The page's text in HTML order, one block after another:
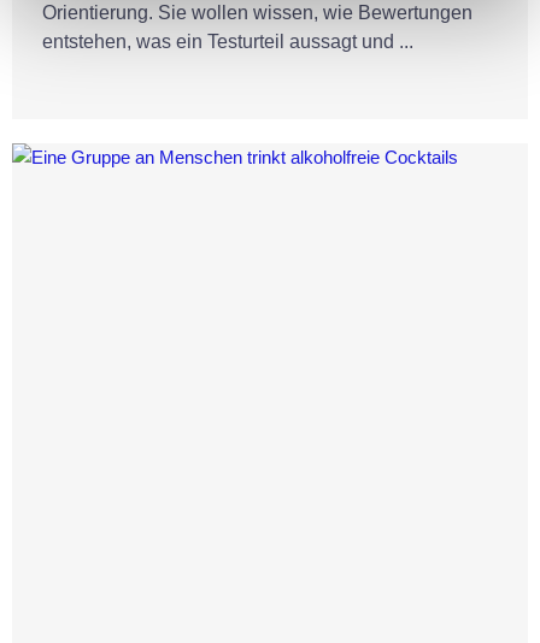
Orientierung. Sie wollen wissen, wie Bewertungen
entstehen, was ein Testurteil aussagt und ...